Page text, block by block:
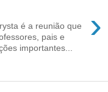
›
é a reunião que
pais e
importantes...